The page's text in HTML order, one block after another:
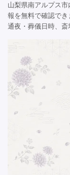
山梨県南アルプス
報を無料で確認でき
通夜・葬儀日時、斎